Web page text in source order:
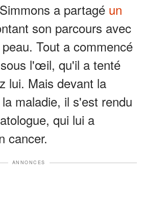
a partagé un
son parcours avec
Tout a commencé
l'œil, qu'il a tenté
lui. Mais devant la
maladie, il s'est rendu
qui lui a
cancer.
ANNONCES